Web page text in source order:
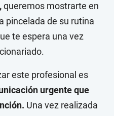
queremos mostrarte en
pincelada de su rutina
te espera una vez
este profesional es
urgente que
Una vez realizada